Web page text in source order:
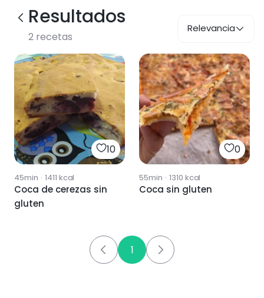
Resultados
2 recetas
Relevancia
10
45min · 1411 kcal
Coca de cerezas sin
gluten
0
55min · 1310 kcal
Coca sin gluten
1